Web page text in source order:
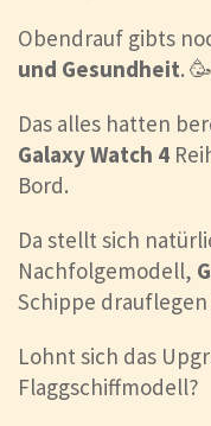
Obendrauf gibts
und Gesundheit. 🥳
Das alles hatten
Galaxy Watch 4
Bord.
Da stellt sich
Nachfolgemodell,
Schippe
Lohnt sich das
Flaggschiffmodell?